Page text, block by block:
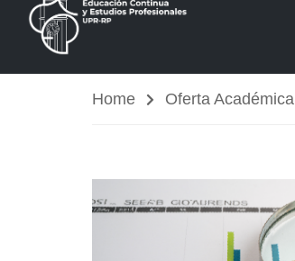
Home Oferta Académica